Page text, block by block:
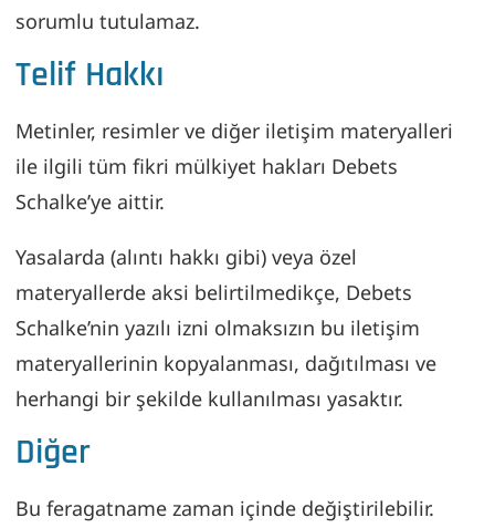
sorumlu tutulamaz.
Telif Hakkı
Metinler, resimler ve diğer iletişim materyalleri
ile ilgili tüm fikri mülkiyet hakları Debets
Schalke’ye aittir.
Yasalarda (alıntı hakkı gibi) veya özel
materyallerde aksi belirtilmedikçe, Debets
Schalke’nin yazılı izni olmaksızın bu iletişim
materyallerinin kopyalanması, dağıtılması ve
herhangi bir şekilde kullanılması yasaktır.
Diğer
Bu feragatname zaman içinde değiştirilebilir.